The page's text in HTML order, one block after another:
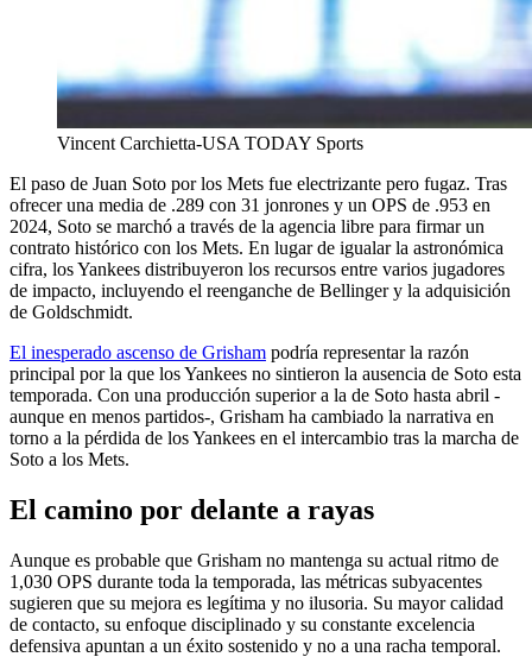
Vincent Carchietta-USA TODAY Sports
El paso de Juan Soto por los Mets fue electrizante pero fugaz. Tras
ofrecer una media de .289 con 31 jonrones y un OPS de .953 en
2024, Soto se marchó a través de la agencia libre para firmar un
contrato histórico con los Mets. En lugar de igualar la astronómica
cifra, los Yankees distribuyeron los recursos entre varios jugadores
de impacto, incluyendo el reenganche de Bellinger y la adquisición
de Goldschmidt.
El inesperado ascenso de Grisham podría representar la razón
principal por la que los Yankees no sintieron la ausencia de Soto esta
temporada. Con una producción superior a la de Soto hasta abril -
aunque en menos partidos-, Grisham ha cambiado la narrativa en
torno a la pérdida de los Yankees en el intercambio tras la marcha de
Soto a los Mets.
El camino por delante a rayas
Aunque es probable que Grisham no mantenga su actual ritmo de
1,030 OPS durante toda la temporada, las métricas subyacentes
sugieren que su mejora es legítima y no ilusoria. Su mayor calidad
de contacto, su enfoque disciplinado y su constante excelencia
defensiva apuntan a un éxito sostenido y no a una racha temporal.